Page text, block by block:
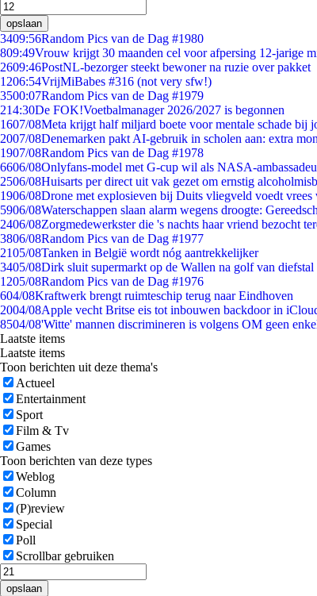
opslaan
3409:56Random Pics van de Dag #1980
809:49Vrouw krijgt 30 maanden cel voor afpersing 12-jarige
2609:46PostNL-bezorger steekt bewoner na ruzie over pakket
1206:54VrijMiBabes #316 (not very sfw!)
3500:07Random Pics van de Dag #1979
214:30De FOK!Voetbalmanager 2026/2027 is begonnen
1607/08Meta krijgt half miljard boete voor mentale schade bij
2007/08Denemarken pakt AI-gebruik in scholen aan: extra
1907/08Random Pics van de Dag #1978
6606/08Onlyfans-model met G-cup wil als NASA-
2506/08Huisarts per direct uit vak gezet om ernstig
1906/08Drone met explosieven bij Duits vliegveld voedt vrees
5906/08Waterschappen slaan alarm wegens droogte:
2406/08Zorgmedewerkster die 's nachts haar vriend bezocht
3806/08Random Pics van de Dag #1977
2105/08Tanken in België wordt nóg aantrekkelijker
3405/08Dirk sluit supermarkt op de Wallen na golf van diefstal
1205/08Random Pics van de Dag #1976
604/08Kraftwerk brengt ruimteschip terug naar Eindhoven
2004/08Apple vecht Britse eis tot inbouwen backdoor in
8504/08'Witte' mannen discrimineren is volgens OM geen
Laatste items
Laatste items
Toon berichten uit deze thema's
Actueel
Entertainment
Sport
Film & Tv
Games
Toon berichten van deze types
Weblog
Column
(P)review
Special
Poll
Scrollbar gebruiken
opslaan